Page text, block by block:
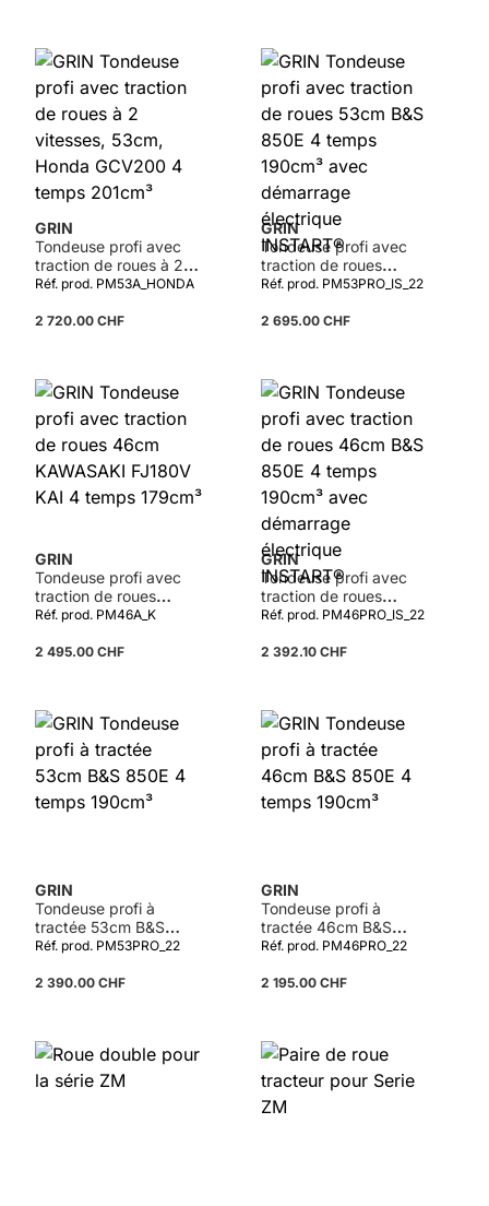
GRIN
Tondeuse profi avec
traction de roues à 2
vitesses, 53cm, Honda
201cm³
Réf. prod. PM53A_HONDA
2 720.00 CHF
GRIN
Tondeuse profi avec
traction de roues
53cm B&S 850E 4
démarrage électrique
Réf. prod. PM53PRO_IS_22
2 695.00 CHF
GRIN
Tondeuse profi avec
traction de roues
46cm KAWASAKI
179cm³
Réf. prod. PM46A_K
2 495.00 CHF
GRIN
Tondeuse profi avec
traction de roues
46cm B&S 850E 4
démarrage électrique
Réf. prod. PM46PRO_IS_22
2 392.10 CHF
GRIN
Tondeuse profi à
tractée 53cm B&S
850E 4 temps 190cm³
Réf. prod. PM53PRO_22
2 390.00 CHF
GRIN
Tondeuse profi à
tractée 46cm B&S
850E 4 temps 190cm³
Réf. prod. PM46PRO_22
2 195.00 CHF